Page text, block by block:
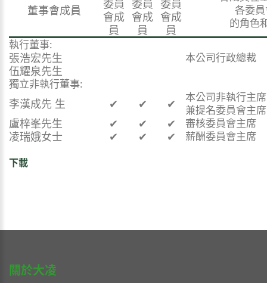
董事會成員
委員
會成
員
委員
會成
員
委員
會成
員
各委
的角色
執行董事:
張浩宏先生 本公司行政總裁
伍耀泉先生
獨立非執行董事:
李漢成先 生 ✔ ✔ ✔
本公司非執行主席
兼提名委員會主席
盧梓峯先生 ✔ ✔ ✔ 審核委員會主席
凌瑞娥女士 ✔ ✔ ✔ 薪酬委員會主席
下載
關於大凌